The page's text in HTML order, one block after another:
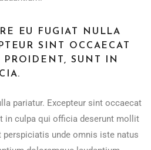
EU FUGIAT NULLA
SINT OCCAECAT
PROIDENT, SUNT IN
pariatur. Excepteur sint occaecat
in culpa qui officia deserunt mollit
perspiciatis unde omnis iste natus